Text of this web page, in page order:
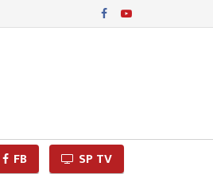
FB SP TV